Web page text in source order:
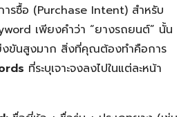
ารซื้อ (Purchase Intent) สำหรับ
เพียงคำว่า “ยางรถยนต์” นั้น
งขันสูงมาก สิ่งที่คุณต้องทำคือการ
ที่ระบุเจาะจงลงไปในแต่ละหน้า